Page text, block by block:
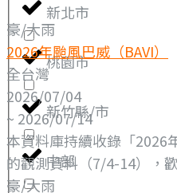
新北市
桃園市
新竹縣/市
中部
豪/大雨
2026年颱風巴威（BAVI）
全台灣
2026/07/04
~ 2026/07/14
本資料庫持續收錄「2026
的觀測資料（7/4-14），
豪/大雨